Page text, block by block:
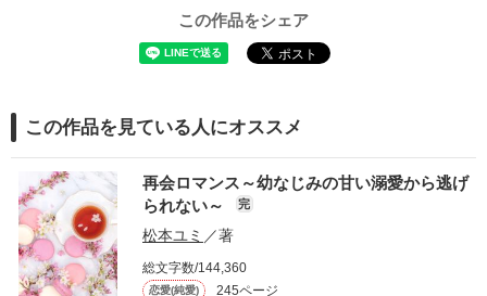
この作品をシェア
この作品を見ている人にオススメ
再会ロマンス～幼なじみの甘い溺愛から逃げ
られない～
完
松本ユミ ／著
総文字数/144,360
恋愛(純愛) 245ページ